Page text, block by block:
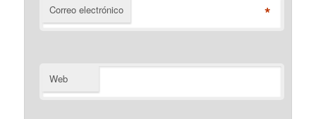
Correo electrónico *
Web